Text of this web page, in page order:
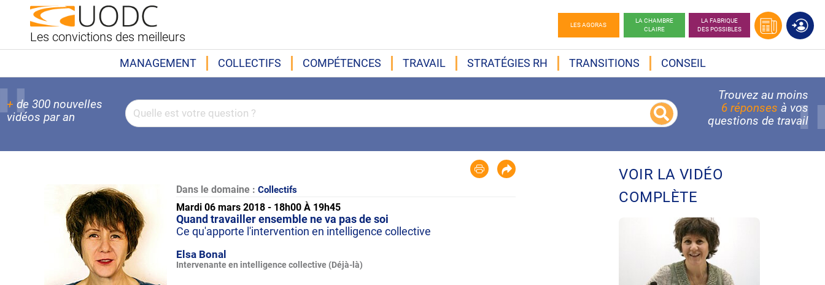
Les convictions des meilleurs
LES AGORAS
LA CHAMBRE
CLAIRE
LA FABRIQUE
DES POSSIBLES
MANAGEMENT COLLECTIFS COMPÉTENCES TRAVAIL STRATÉGIES RH TRANSITIONS CONSEIL
+ de 300 nouvelles
vidéos par an
Trouvez au moins
6 réponses à vos
questions de travail
Dans le domaine : Collectifs
Mardi 06 mars 2018 - 18h00 À 19h45
Quand travailler ensemble ne va pas de soi
Ce qu'apporte l'intervention en intelligence collective
Elsa Bonal
Intervenante en intelligence collective (Déjà-là)
VOIR LA VIDÉO
COMPLÈTE